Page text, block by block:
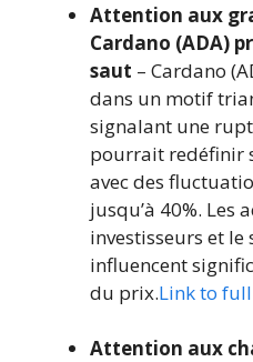
Attention aux
Cardano (ADA)
saut – Cardano
dans un motif
signalant une
pourrait redéfinir
avec des
jusqu’à 40%. Les
investisseurs et
influencent
du prix.Link to
Attention aux